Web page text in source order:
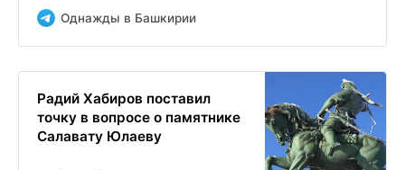
Однажды в Башкирии
Радий Хабиров поставил
точку в вопросе о памятнике
Салавату Юлаеву